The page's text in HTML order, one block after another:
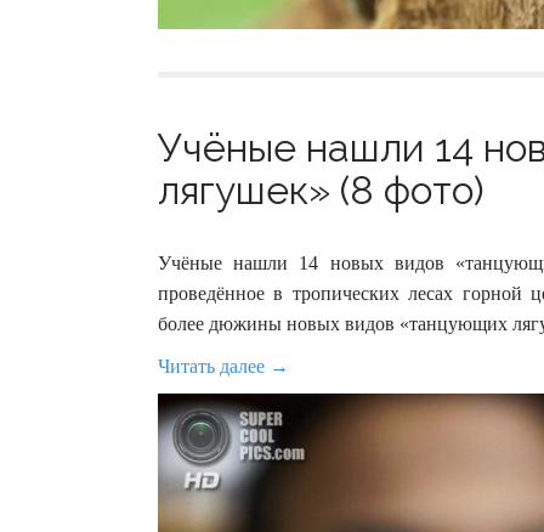
Учёные нашли 14
лягушек» (8 фото)
Учёные нашли 14 новых видов
проведённое в тропических лесах горной
более дюжины новых видов «танцующих
Читать далее →